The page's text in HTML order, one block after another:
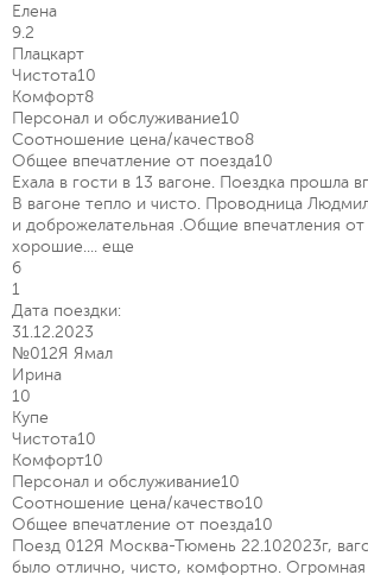
Елена
9.2
Плацкарт
Чистота10
Комфорт8
Персонал и обслуживание10
Соотношение цена/качество8
Общее впечатление от поезда10
Ехала в гости в 13 вагоне. Поездка прошла
В вагоне тепло и чисто. Проводница
и доброжелательная .Общие впечатления от
хорошие.... еще
6
1
Дата поездки:
31.12.2023
№012Я Ямал
Ирина
10
Купе
Чистота10
Комфорт10
Персонал и обслуживание10
Соотношение цена/качество10
Общее впечатление от поезда10
Поезд 012Я Москва-Тюмень 22.102023г,
было отлично, чисто, комфортно. Огромная